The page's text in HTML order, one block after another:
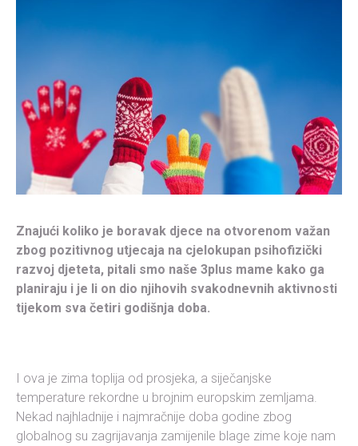
Znajući koliko je boravak djece na otvorenom važan
zbog pozitivnog utjecaja na cjelokupan psihofizički
razvoj djeteta, pitali smo naše 3plus mame kako ga
planiraju i je li on dio njihovih svakodnevnih aktivnosti
tijekom sva četiri godišnja doba.
I ova je zima toplija od prosjeka, a siječanjske
temperature rekordne u brojnim europskim zemljama.
Nekad najhladnije i najmračnije doba godine zbog
globalnog su zagrijavanja zamijenile blage zime koje nam